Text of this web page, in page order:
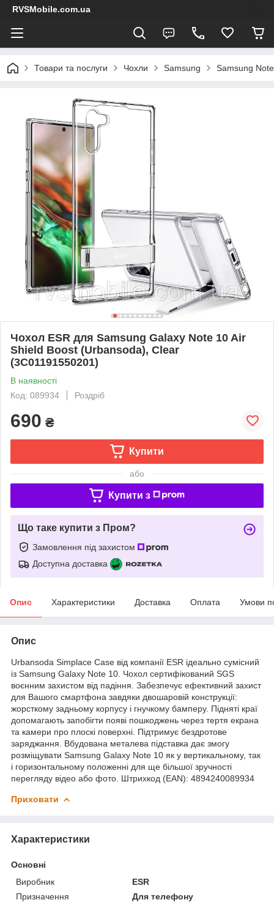
RVSMobile.com.ua
Товари та послуги Чохли Samsung Samsung
Чохол ESR для Samsung Galaxy Note 10 Air
Shield Boost (Urbansoda), Clear
(3C01191550201)
В наявності
Код: 089934
Роздріб
690 ₴
Купити
або
Купити з
Що таке купити з Пром?
Замовлення під захистом
Доступна доставка
Опис Характеристики Доставка Оплата Умови
Опис
Urbansoda Simplace Case від компанії ESR ідеально сумісний
із Samsung Galaxy Note 10. Чохол сертифікований SGS
воєнним захистом від падіння. Забезпечує ефективний захист
для Вашого смартфона завдяки двошаровій конструкції:
жорсткому задньому корпусу і гнучкому бамперу. Підняті краї
допомагають запобігти появі пошкоджень через тертя екрана
та камери про плоскі поверхні. Підтримує бездротове
заряджання. Вбудована металева підставка дає змогу
розміщувати Samsung Galaxy Note 10 як у вертикальному, так
і горизонтальному положенні для ще більшої зручності
перегляду відео або фото. Штрихкод (EAN): 4894240089934
Приховати
Характеристики
Основні
Виробник
ESR
Призначення
Для телефону